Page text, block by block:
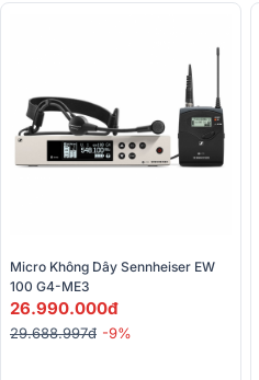
Micro Không Dây Sennheiser EW
100 G4-ME3
26.990.000đ
29.688.997đ -9%